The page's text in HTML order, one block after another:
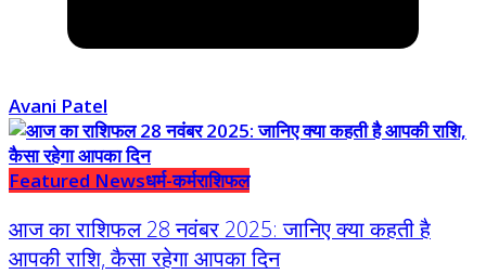
Avani Patel
Featured Newsधर्म-कर्मराशिफल
आज का राशिफल 28 नवंबर 2025: जानिए क्या कहती है
आपकी राशि, कैसा रहेगा आपका दिन